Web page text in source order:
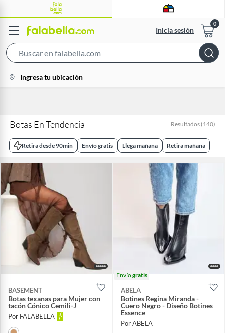
Inicia sesión
Bar
location-
icon
Ingresa tu ubicación
Botas En Tendencia Resultados (140)
Retira desde 90min Envío gratis Llega mañana Retira mañana
BASEMENT
Botas texanas para Mujer con
tacón Cónico Cemili-J
Por FALABELLA
Envíogratis
ABELA
Botines Regina Miranda -
Cuero Negro - Diseño Botines
Essence
Por ABELA